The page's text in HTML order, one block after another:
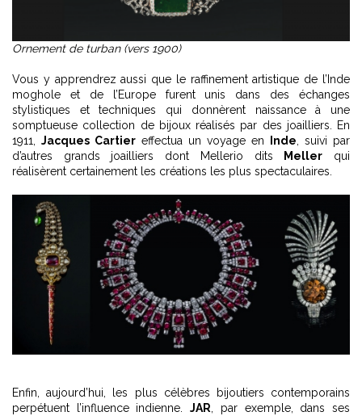
Ornement de turban (vers 1900)
Vous y apprendrez aussi que le raffinement artistique de l’Inde
moghole et de l’Europe furent unis dans des échanges
stylistiques et techniques qui donnèrent naissance à une
somptueuse collection de bijoux réalisés par des joailliers. En
1911, Jacques Cartier effectua un voyage en Inde , suivi par
d’autres grands joailliers dont Mellerio dits
Meller qui
réalisèrent certainement les créations les plus spectaculaires.
Enfin, aujourd’hui, les plus célèbres bijoutiers contemporains
perpétuent l’influence indienne.JAR, par exemple, dans ses